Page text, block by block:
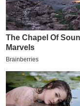
2
0
2
6
क्रा
इ
म
ई